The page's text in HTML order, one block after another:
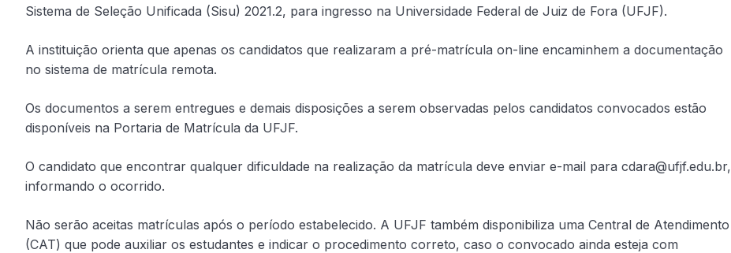
Sistema de Seleção Unificada (Sisu) 2021.2, para ingresso na Universidade Federal de Juiz de Fora (UFJF).
A instituição orienta que apenas os candidatos que realizaram a pré-matrícula on-line encaminhem a documentação
no sistema de matrícula remota.
Os documentos a serem entregues e demais disposições a serem observadas pelos candidatos convocados estão
disponíveis na Portaria de Matrícula da UFJF.
O candidato que encontrar qualquer dificuldade na realização da matrícula deve enviar e-mail para cdara@ufjf.edu.br,
informando o ocorrido.
Não serão aceitas matrículas após o período estabelecido. A UFJF também disponibiliza uma Central de Atendimento
(CAT) que pode auxiliar os estudantes e indicar o procedimento correto, caso o convocado ainda esteja com